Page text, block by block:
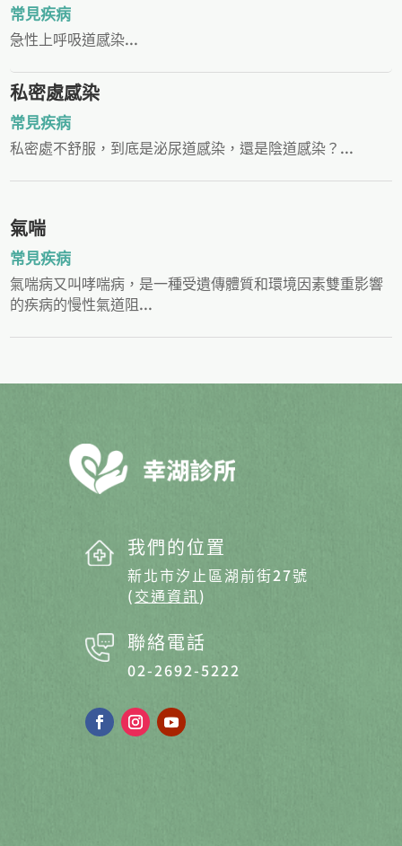
常見疾病
急性上呼吸道感染...
私密處感染
常見疾病
私密處不舒服，到底是泌尿道感染，還是陰道感染？...
氣喘
常見疾病
氣喘病又叫哮喘病，是一種受遺傳體質和環境因素雙重影響
的疾病的慢性氣道阻...
我們的位置
新北市汐止區湖前街27號
(交通資訊)
聯絡電話
02-2692-5222